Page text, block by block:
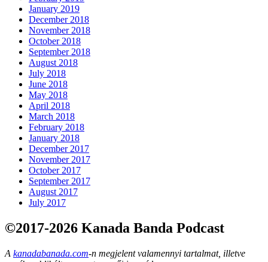
January 2019
December 2018
November 2018
October 2018
September 2018
August 2018
July 2018
June 2018
May 2018
April 2018
March 2018
February 2018
January 2018
December 2017
November 2017
October 2017
September 2017
August 2017
July 2017
©2017-2026 Kanada Banda Podcast
A kanadabanada.com-n megjelent valamennyi tartalmat, illetve